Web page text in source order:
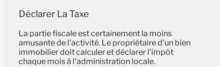
Déclarer La Taxe
La partie fiscale est certainement la moins
amusante de l'activité. Le propriétaire d'un bien
immobilier doit calculer et déclarer l'impôt
chaque mois à l'administration locale.